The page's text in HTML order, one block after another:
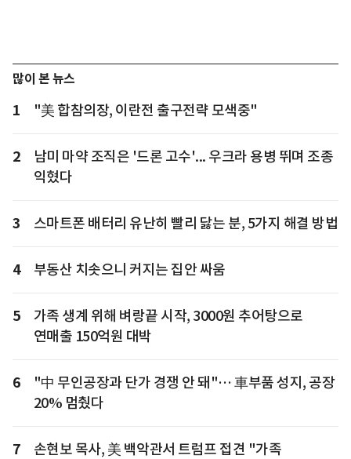
많이 본 뉴스
1 "美 합참의장, 이란전 출구전략 모색중"
2
남미 마약 조직은 '드론 고수'... 우크라 용병 뛰며 조종
익혔다
3 스마트폰 배터리 유난히 빨리 닳는 분, 5가지 해결 방법
4 부동산 치솟으니 커지는 집안 싸움
5
가족 생계 위해 벼랑끝 시작, 3000원 추어탕으로
연매출 150억원 대박
6
"中 무인공장과 단가 경쟁 안 돼"… 車부품 성지, 공장
20% 멈췄다
7
손현보 목사, 美 백악관서 트럼프 접견 "가족